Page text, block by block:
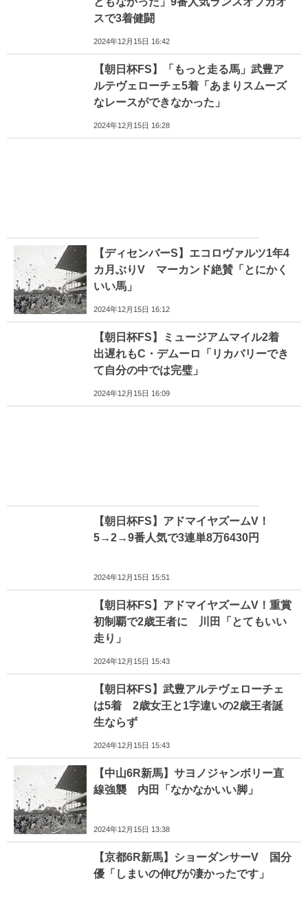
スで3着健闘
2024年12月15日 16:42
【朝日杯FS】「もっと走る馬」武豊ア
ルテヴェローチェ5着「あまりスムーズ
なレースができなかった」
2024年12月15日 16:28
【ディセンバーS】エコロヴァルツ1年4
カ月ぶりV マーカンド絶賛「とにかく
いい馬」
2024年12月15日 16:12
【朝日杯FS】ミュージアムマイル2着
出遅れもC・デムーロ「リカバリーでき
て自分の中では完璧」
2024年12月15日 16:09
【朝日杯FS】アドマイヤズームV！
5→2→9番人気で3連単8万6430円
2024年12月15日 15:51
【朝日杯FS】アドマイヤズームV！重賞
初制覇で2歳王者に 川田「とてもいい
走り」
2024年12月15日 15:43
【朝日杯FS】武豊アルテヴェローチェ
は5着 2歳女王と1字違いの2歳王者誕
生ならず
2024年12月15日 15:43
【中山6R新馬】サヨノジャンボリー直
線強襲 内田「なかなかいい脚」
2024年12月15日 13:38
【京都6R新馬】ショーダンサーV 国分
優「しまいの伸びが凄かったです」